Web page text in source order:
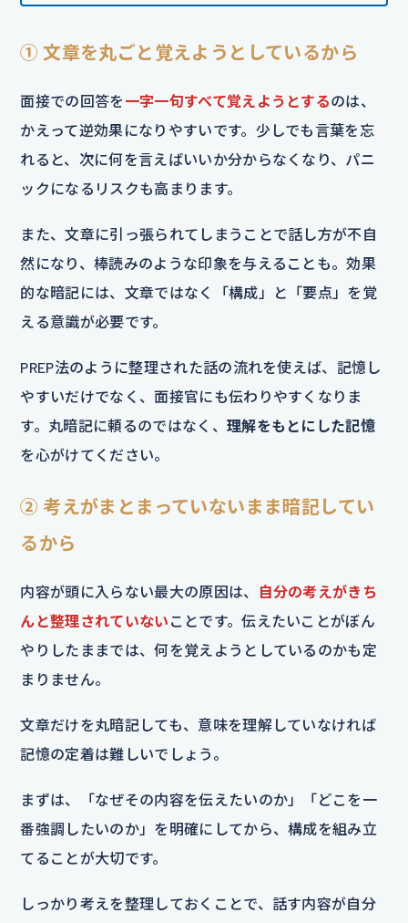
① 文章を丸ごと覚えようとしているから
面接での回答を 一字一句すべて覚えようとするのは、
かえって逆効果になりやすいです。少しでも言葉を忘
れると、次に何を言えばいいか分からなくなり、パニ
ックになるリスクも高まります。
また、文章に引っ張られてしまうことで話し方が不自
然になり、棒読みのような印象を与えることも。効果
的な暗記には、文章ではなく「構成」と「要点」を覚
える意識が必要です。
PREP法のように整理された話の流れを使えば、記憶し
やすいだけでなく、面接官にも伝わりやすくなりま
す。丸暗記に頼るのではなく、 理解をもとにした記憶
を心がけてください。
② 考えがまとまっていないまま暗記してい
るから
内容が頭に入らない最大の原因は、
自分の考えがきち
んと整理されていない ことです。伝えたいことがぼん
やりしたままでは、何を覚えようとしているのかも定
まりません。
文章だけを丸暗記しても、意味を理解していなければ
記憶の定着は難しいでしょう。
まずは、「なぜその内容を伝えたいのか」「どこを一
番強調したいのか」を明確にしてから、構成を組み立
てることが大切です。
しっかり考えを整理しておくことで、話す内容が自分